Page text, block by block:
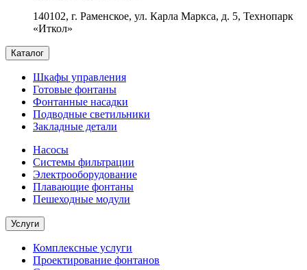
140102, г. Раменское, ул. Карла Маркса, д. 5, Технопарк
«Иткол»
Каталог
Шкафы управления
Готовые фонтаны
Фонтанные насадки
Подводные светильники
Закладные детали
Насосы
Системы фильтрации
Электрооборудование
Плавающие фонтаны
Пешеходные модули
Услуги
Комплексные услуги
Проектирование фонтанов